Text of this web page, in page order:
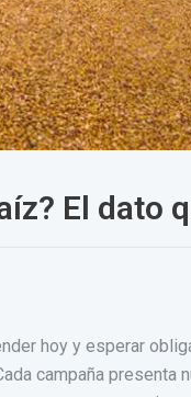
El dato
hoy y esperar
campaña